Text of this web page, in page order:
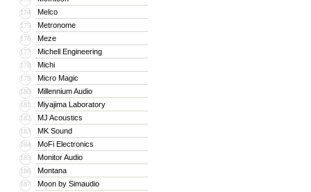
174 Melco
175 Metronome
176 Meze
177 Michell Engineering
178 Michi
179 Micro Magic
180 Millennium Audio
181 Miyajima Laboratory
182 MJ Acoustics
183 MK Sound
184 MoFi Electronics
185 Monitor Audio
186 Montana
187 Moon by Simaudio